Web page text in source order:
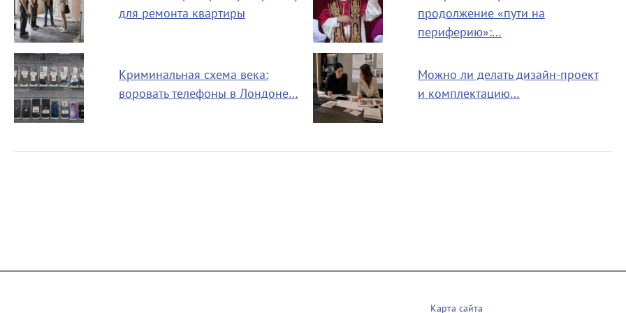
для ремонта квартиры
продолжение «пути на
периферию»:…
Криминальная схема века:
воровать телефоны в Лондоне…
Можно ли делать дизайн-проект
и комплектацию…
Карта сайта